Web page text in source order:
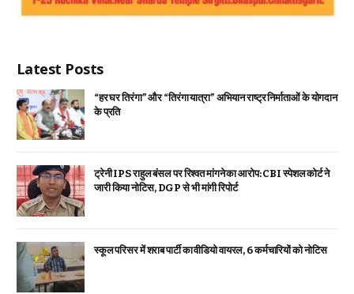
Latest Posts
“हर घर तिरंगा” और “तिरंगा यात्रा” अभियान राष्ट्र निर्माताओं के योगदान
के प्रति
ट्रेनी IPS राहुल बंसल पर रिश्वत मांगने का आरोप: CBI स्पेशल कोर्ट ने
जारी किया नोटिस, DGP से भी मांगी रिपोर्ट
स्कूल परिसर में शराब पार्टी का वीडियो वायरल, 6 कर्मचारियों को नोटिस